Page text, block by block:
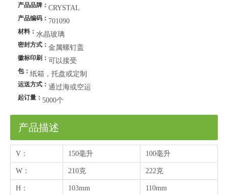
产品品牌： CRYSTAL
产品编码： 701090
材料： 水晶玻璃
密封方式： 金属螺钉盖
徽标印刷： 可以接受
包： 纸箱，托盘或定制
运送方式： 通过海或空运
起订量： 5000个
产品描述
V： 150毫升 100毫升
W： 210克 222克
H： 103mm 110mm